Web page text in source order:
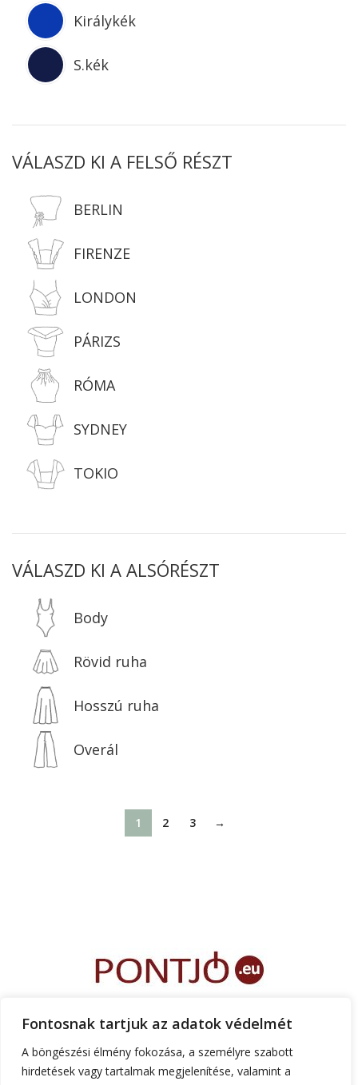
Fontosnak tartjuk az adatok védelmét
A böngészési élmény fokozása, a személyre szabott
hirdetések vagy tartalmak megjelenítése, valamint a
Királykék
S.kék
VÁLASZD KI A FELSŐ RÉSZT
BERLIN
FIRENZE
LONDON
PÁRIZS
RÓMA
SYDNEY
TOKIO
VÁLASZD KI A ALSÓRÉSZT
Body
Rövid ruha
Hosszú ruha
Overál
1 2 3 →
FŐOLDAL RÓLUNK TEMATIKA FONTOS INFÓK RUHATERVEZŐ
ÁRAKKAPCSOLAT